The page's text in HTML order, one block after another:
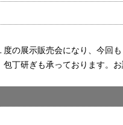
の展示販売会になり、今回
丁研ぎも承っております。